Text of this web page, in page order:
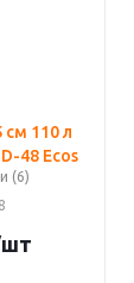
см 110 л
48 Ecos
(6)